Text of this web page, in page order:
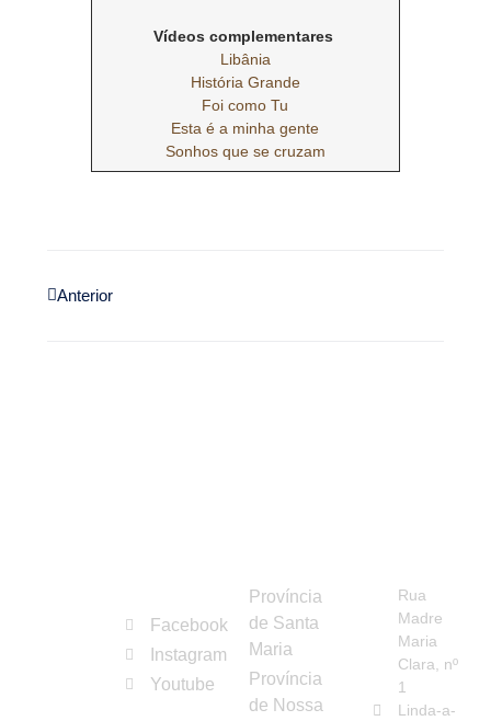
Vídeos complementares
Libânia
História Grande
Foi como Tu
Esta é a minha gente
Sonhos que se cruzam
Anterior
Franciscanas
Hospitaleiras
Facebook
Instagram
Youtube
Província
de Santa
Maria
Província
de Nossa
Rua
Madre
Maria
Clara, nº
1
Linda-a-